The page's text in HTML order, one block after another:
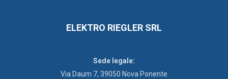
ELEKTRO RIEGLER SRL
Sede legale:
Via Daum 7, 39050 Nova Ponente